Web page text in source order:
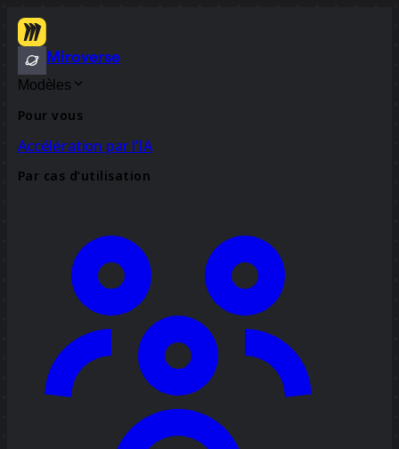
Miroverse
Modèles
Pour vous
Accélération par l’IA
Par cas d’utilisation